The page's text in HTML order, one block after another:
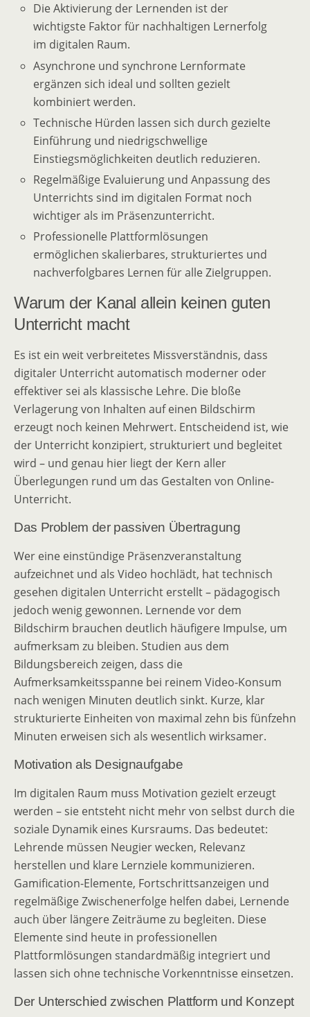
Die Aktivierung der Lernenden ist der
wichtigste Faktor für nachhaltigen Lernerfolg
im digitalen Raum.
Asynchrone und synchrone Lernformate
ergänzen sich ideal und sollten gezielt
kombiniert werden.
Technische Hürden lassen sich durch gezielte
Einführung und niedrigschwellige
Einstiegsmöglichkeiten deutlich reduzieren.
Regelmäßige Evaluierung und Anpassung des
Unterrichts sind im digitalen Format noch
wichtiger als im Präsenzunterricht.
Professionelle Plattformlösungen
ermöglichen skalierbares, strukturiertes und
nachverfolgbares Lernen für alle Zielgruppen.
Warum der Kanal allein keinen guten
Unterricht macht
Es ist ein weit verbreitetes Missverständnis, dass
digitaler Unterricht automatisch moderner oder
effektiver sei als klassische Lehre. Die bloße
Verlagerung von Inhalten auf einen Bildschirm
erzeugt noch keinen Mehrwert. Entscheidend ist, wie
der Unterricht konzipiert, strukturiert und begleitet
wird – und genau hier liegt der Kern aller
Überlegungen rund um das Gestalten von Online-
Unterricht.
Das Problem der passiven Übertragung
Wer eine einstündige Präsenzveranstaltung
aufzeichnet und als Video hochlädt, hat technisch
gesehen digitalen Unterricht erstellt – pädagogisch
jedoch wenig gewonnen. Lernende vor dem
Bildschirm brauchen deutlich häufigere Impulse, um
aufmerksam zu bleiben. Studien aus dem
Bildungsbereich zeigen, dass die
Aufmerksamkeitsspanne bei reinem Video-Konsum
nach wenigen Minuten deutlich sinkt. Kurze, klar
strukturierte Einheiten von maximal zehn bis fünfzehn
Minuten erweisen sich als wesentlich wirksamer.
Motivation als Designaufgabe
Im digitalen Raum muss Motivation gezielt erzeugt
werden – sie entsteht nicht mehr von selbst durch die
soziale Dynamik eines Kursraums. Das bedeutet:
Lehrende müssen Neugier wecken, Relevanz
herstellen und klare Lernziele kommunizieren.
Gamification-Elemente, Fortschrittsanzeigen und
regelmäßige Zwischenerfolge helfen dabei, Lernende
auch über längere Zeiträume zu begleiten. Diese
Elemente sind heute in professionellen
Plattformlösungen standardmäßig integriert und
lassen sich ohne technische Vorkenntnisse einsetzen.
Der Unterschied zwischen Plattform und Konzept